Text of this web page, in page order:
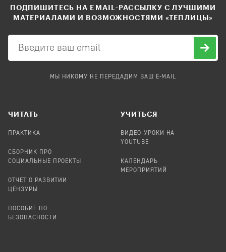
ПОДПИШИТЕСЬ НА EMAIL-РАССЫЛКУ С ЛУЧШИМИ
МАТЕРИАЛАМИ И ВОЗМОЖНОСТЯМИ «ТЕПЛИЦЫ»
МЫ НИКОМУ НЕ ПЕРЕДАДИМ ВАШ E-MAIL
ЧИТАТЬ
ПРАКТИКА
СБОРНИК ПРО
СОЦИАЛЬНЫЕ ПРОЕКТЫ
ОТЧЕТ О РАЗВИТИИ
ЦЕНЗУРЫ
ПОСОБИЕ ПО
БЕЗОПАСНОСТИ
УЧИТЬСЯ
ВИДЕО-УРОКИ НА
YOUTUBE
КАЛЕНДАРЬ
МЕРОПРИЯТИЙ